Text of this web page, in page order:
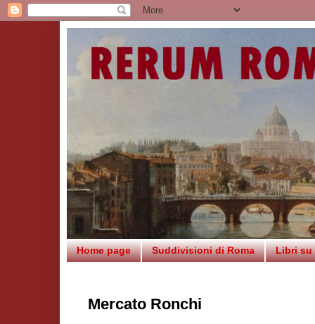
Home page Suddivisioni di Roma Libri su
Mercato Ronchi